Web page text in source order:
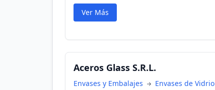
Ver Más
Aceros Glass S.R.L.
Envases y Embalajes
Envases de Vidrio